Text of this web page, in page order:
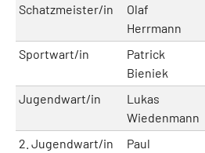
Schatzmeister/in
Olaf
Herrmann
Sportwart/in
Patrick
Bieniek
Jugendwart/in
Lukas
Wiedenmann
2. Jugendwart/in
Paul